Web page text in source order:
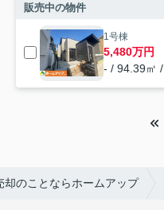
販売中の物件
1号棟
5,480万円
- / 94.39㎡
のことならホームアップ